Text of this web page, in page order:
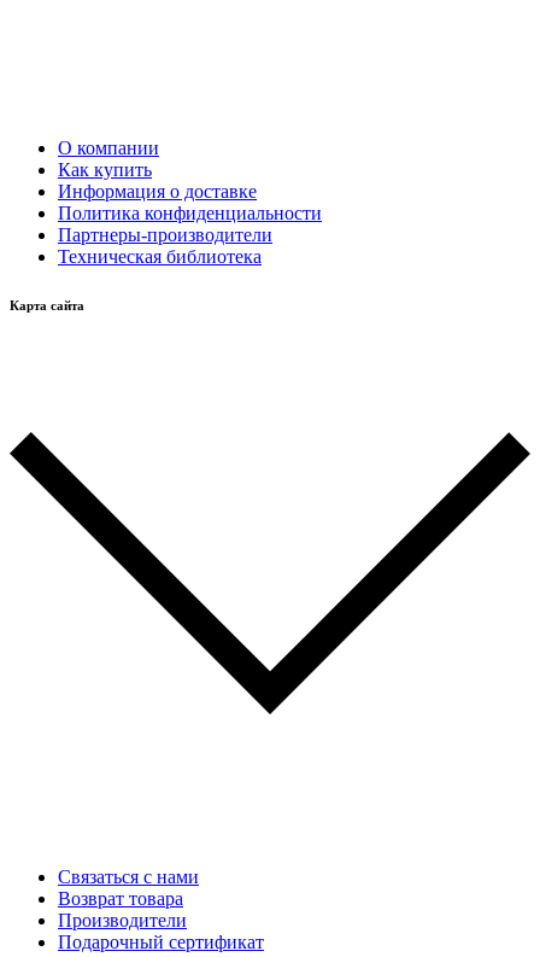
О компании
Как купить
Информация о доставке
Политика конфиденциальности
Партнеры-производители
Техническая библиотека
Карта сайта
Связаться с нами
Возврат товара
Производители
Подарочный сертификат